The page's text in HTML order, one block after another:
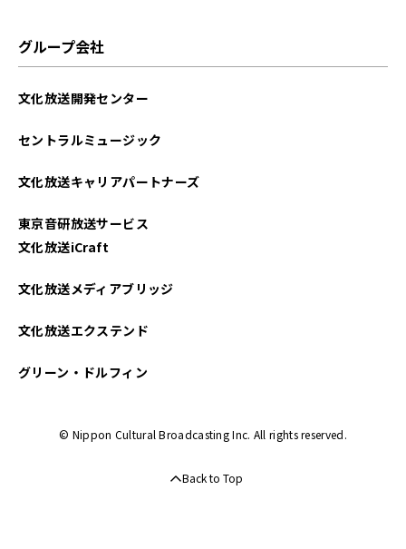
2023年12月
グループ会社
文化放送開発センター
セントラルミュージック
文化放送キャリアパートナーズ
東京音研放送サービス
文化放送iCraft
文化放送メディアブリッジ
文化放送エクステンド
グリーン・ドルフィン
© Nippon Cultural Broadcasting Inc. All rights reserved.
Back to Top